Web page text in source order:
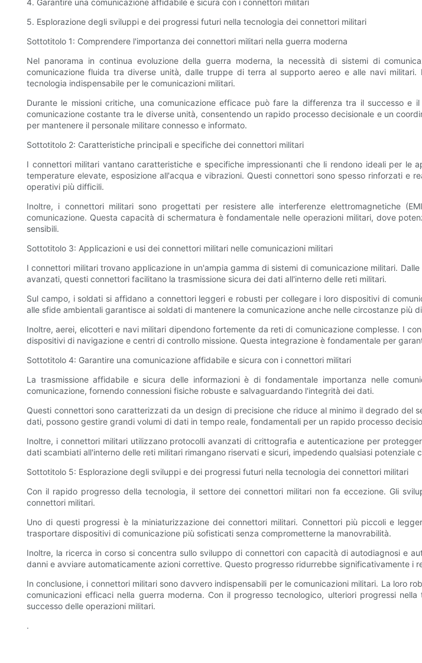
4. Garantire una comunicazione affidabile e sicura con i connettori militari
5. Esplorazione degli sviluppi e dei progressi futuri nella tecnologia dei connettori militari
Sottotitolo 1: Comprendere l'importanza dei connettori militari nella guerra moderna
Nel panorama in continua evoluzione della guerra moderna, la necessità di sistemi di
comunicazione fluida tra diverse unità, dalle truppe di terra al supporto aereo e alle navi
tecnologia indispensabile per le comunicazioni militari.
Durante le missioni critiche, una comunicazione efficace può fare la differenza tra il successo e
comunicazione costante tra le diverse unità, consentendo un rapido processo decisionale e un
per mantenere il personale militare connesso e informato.
Sottotitolo 2: Caratteristiche principali e specifiche dei connettori militari
I connettori militari vantano caratteristiche e specifiche impressionanti che li rendono ideali per
temperature elevate, esposizione all'acqua e vibrazioni. Questi connettori sono spesso rinforzati e
operativi più difficili.
Inoltre, i connettori militari sono progettati per resistere alle interferenze elettromagnetiche
comunicazione. Questa capacità di schermatura è fondamentale nelle operazioni militari, dove
sensibili.
Sottotitolo 3: Applicazioni e usi dei connettori militari nelle comunicazioni militari
I connettori militari trovano applicazione in un'ampia gamma di sistemi di comunicazione militari.
avanzati, questi connettori facilitano la trasmissione sicura dei dati all'interno delle reti militari.
Sul campo, i soldati si affidano a connettori leggeri e robusti per collegare i loro dispositivi di
alle sfide ambientali garantisce ai soldati di mantenere la comunicazione anche nelle circostanze più
Inoltre, aerei, elicotteri e navi militari dipendono fortemente da reti di comunicazione complesse. I
dispositivi di navigazione e centri di controllo missione. Questa integrazione è fondamentale per
Sottotitolo 4: Garantire una comunicazione affidabile e sicura con i connettori militari
La trasmissione affidabile e sicura delle informazioni è di fondamentale importanza nelle
comunicazione, fornendo connessioni fisiche robuste e salvaguardando l'integrità dei dati.
Questi connettori sono caratterizzati da un design di precisione che riduce al minimo il degrado del
dati, possono gestire grandi volumi di dati in tempo reale, fondamentali per un rapido processo
Inoltre, i connettori militari utilizzano protocolli avanzati di crittografia e autenticazione per
dati scambiati all'interno delle reti militari rimangano riservati e sicuri, impedendo qualsiasi
Sottotitolo 5: Esplorazione degli sviluppi e dei progressi futuri nella tecnologia dei connettori militari
Con il rapido progresso della tecnologia, il settore dei connettori militari non fa eccezione. Gli
connettori militari.
Uno di questi progressi è la miniaturizzazione dei connettori militari. Connettori più piccoli e
trasportare dispositivi di comunicazione più sofisticati senza comprometterne la manovrabilità.
Inoltre, la ricerca in corso si concentra sullo sviluppo di connettori con capacità di autodiagnosi e
danni e avviare automaticamente azioni correttive. Questo progresso ridurrebbe significativamente i
In conclusione, i connettori militari sono davvero indispensabili per le comunicazioni militari. La loro
comunicazioni efficaci nella guerra moderna. Con il progresso tecnologico, ulteriori progressi
successo delle operazioni militari.
.